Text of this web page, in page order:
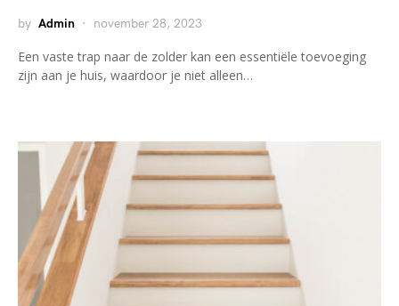
by Admin november 28, 2023
Een vaste trap naar de zolder kan een essentiële toevoeging
zijn aan je huis, waardoor je niet alleen…